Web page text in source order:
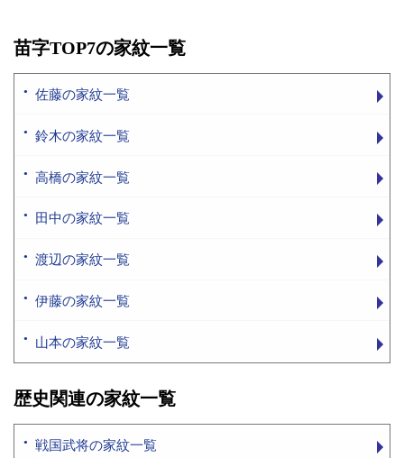
苗字TOP7の家紋一覧
佐藤の家紋一覧
鈴木の家紋一覧
高橋の家紋一覧
田中の家紋一覧
渡辺の家紋一覧
伊藤の家紋一覧
山本の家紋一覧
歴史関連の家紋一覧
戦国武将の家紋一覧